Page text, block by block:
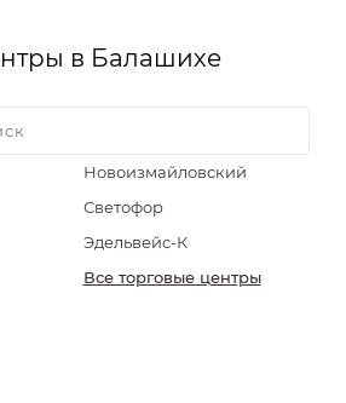
в Балашихе
Новоизмайловский
Светофор
Эдельвейс-К
Все торговые центры